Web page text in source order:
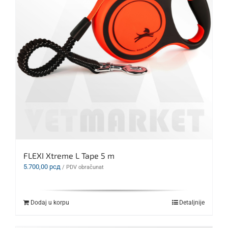
FLEXI Xtreme L Tape 5 m
5.700,00 рсд / PDV obračunat
Dodaj u korpu Detaljnije